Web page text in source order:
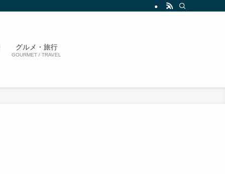
グルメ・旅行
GOURMET / TRAVEL